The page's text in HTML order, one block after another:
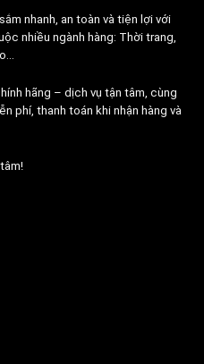
nhanh, an toàn và tiện lợi với
nhiều ngành hàng: Thời trang,
hãng – dịch vụ tận tâm, cùng
phí, thanh toán khi nhận hàng và